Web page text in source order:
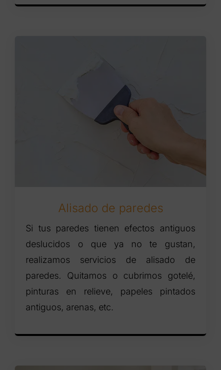
Alisado de paredes
Si tus paredes tienen efectos antiguos
deslucidos o que ya no te gustan,
realizamos servicios de alisado de
paredes. Quitamos o cubrimos gotelé,
pinturas en relieve, papeles pintados
antiguos, arenas, etc.